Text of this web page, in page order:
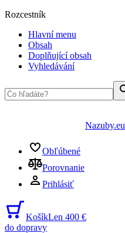
Rozcestník
Hlavní menu
Obsah
Doplňující obsah
Vyhledávání
Nazuby.eu
Obľúbené
Porovnanie
Prihlásiť
KošíkLen 400 €
do dopravy